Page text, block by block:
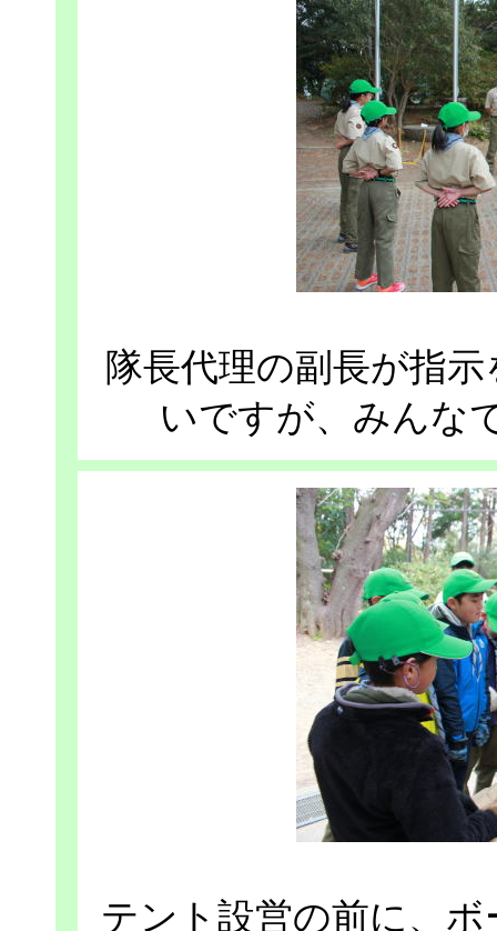
隊長代理の副長が指
いですが、みんな
テント設営の前に、